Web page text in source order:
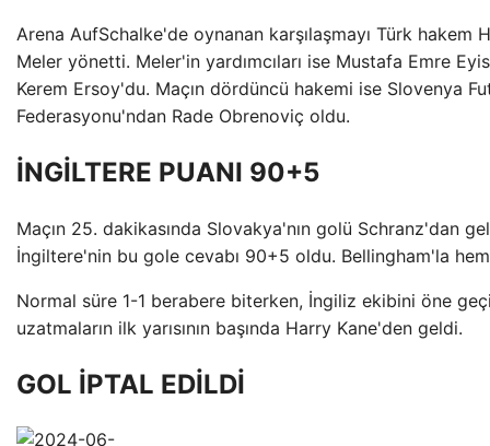
Arena AufSchalke'de oynanan karşılaşmayı Türk hakem
Meler yönetti. Meler'in yardımcıları ise Mustafa Emre
Kerem Ersoy'du. Maçın dördüncü hakemi ise Slovenya
Federasyonu'ndan Rade Obrenoviç oldu.
İNGİLTERE PUANI 90+5
Maçın 25. dakikasında Slovakya'nın golü Schranz'dan
İngiltere'nin bu gole cevabı 90+5 oldu. Bellingham'la
Normal süre 1-1 berabere biterken, İngiliz ekibini öne
uzatmaların ilk yarısının başında Harry Kane'den geldi.
GOL İPTAL EDİLDİ